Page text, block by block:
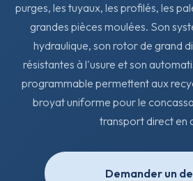
purges, les tuyaux, les profilés, les
grandes pièces moulées. Son
hydraulique, son rotor de grand
résistantes à l'usure et son
programmable permettent aux
broyat uniforme pour le
transport direct en
Demander un